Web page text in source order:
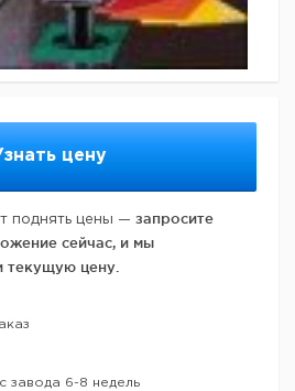
цену
поднять цены — запросите
сейчас, и мы
текущую цену.
завода 6-8 недель